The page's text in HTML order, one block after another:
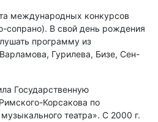
международных конкурсов
сопрано). В свой день рождения
программу из
Гурилева, Бизе, Сен-
Государственную
Корсакова по
театра». С 2000 г.